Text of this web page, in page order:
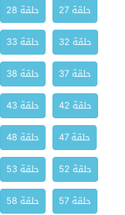
حلقة 27
حلقة 28
حلقة 32
حلقة 33
حلقة 37
حلقة 38
حلقة 42
حلقة 43
حلقة 47
حلقة 48
حلقة 52
حلقة 53
حلقة 57
حلقة 58